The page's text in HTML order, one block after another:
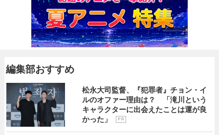
編集部おすすめ
松永大司監督、『犯罪者』チョン・イ
ルのオファー理由は？ 「滝川という
キャラクターに出会えたことは運が良
かった」
P R